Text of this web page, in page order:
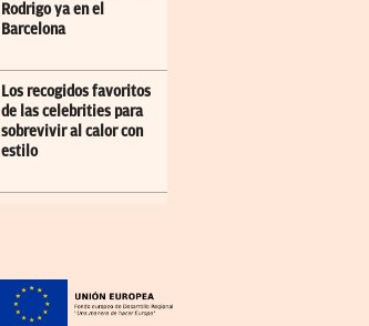
Rodrigo ya en el
Barcelona
Los recogidos favoritos
de las celebrities para
sobrevivir al calor con
estilo